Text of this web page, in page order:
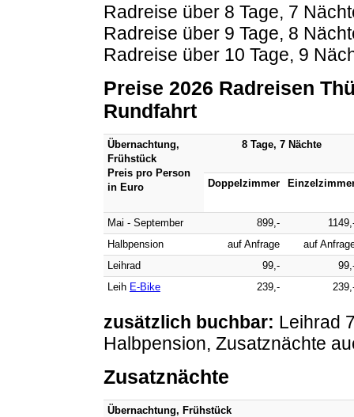
Radreise über 8 Tage, 7
Radreise über 9 Tage, 8
Radreise über 10 Tage, 9
Preise 2026 Radreisen
Rundfahrt
Übernachtung,
Frühstück
Preis pro Person
in Euro
8 Tage, 7 Nächte
Doppelzimmer
Mai - September 899,-
Halbpension
auf Anfrage
auf
Leihrad
99,-
Leih E-Bike 239,-
zusätzlich buchbar: Leihrad
Halbpension, Zusatznächte
Zusatznächte
Übernachtung, Frühstück